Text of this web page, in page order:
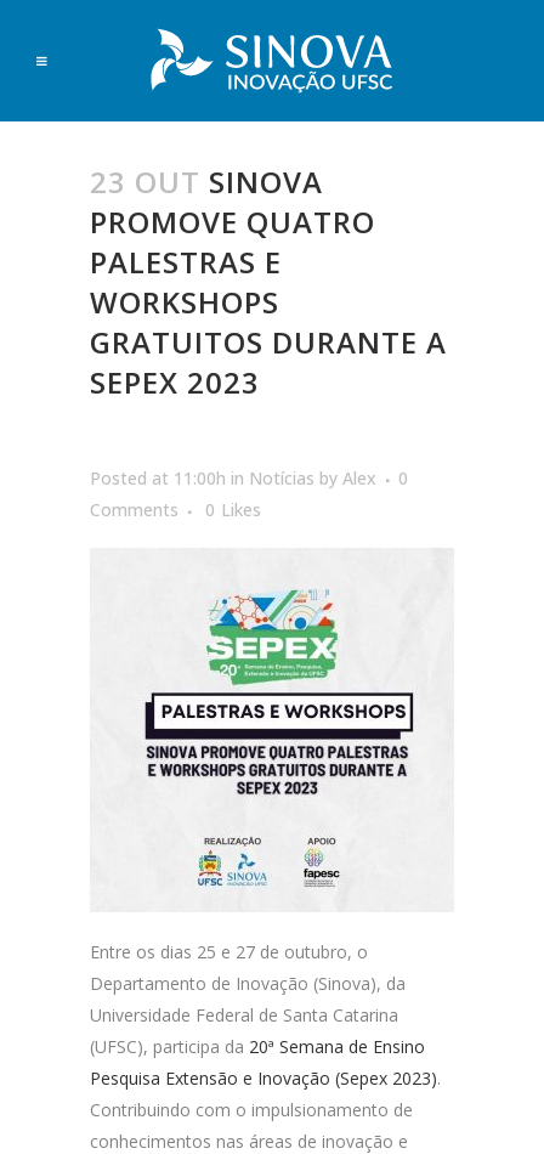
23 OUT SINOVA
PROMOVE QUATRO
PALESTRAS E
WORKSHOPS
GRATUITOS DURANTE A
SEPEX 2023
Posted at 11:00h in Notícias by Alex
0
Comments
0 Likes
Entre os dias 25 e 27 de outubro, o
Departamento de Inovação (Sinova), da
Universidade Federal de Santa Catarina
(UFSC), participa da 20ª Semana de Ensino
Pesquisa Extensão e Inovação (Sepex 2023).
Contribuindo com o impulsionamento de
conhecimentos nas áreas de inovação e